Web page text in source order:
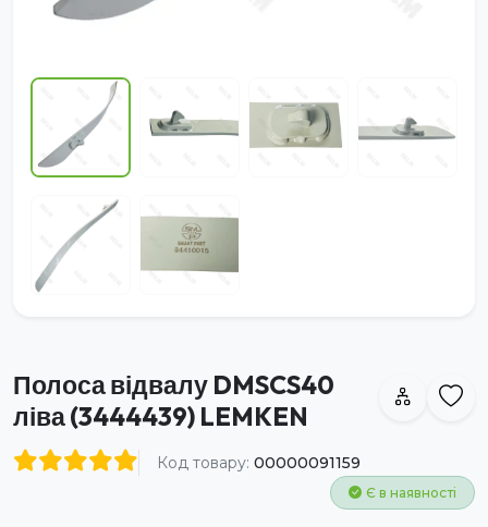
Полоса відвалу DMSCS40
ліва (3444439) LEMKEN
Код товару: 00000091159
Є в наявності